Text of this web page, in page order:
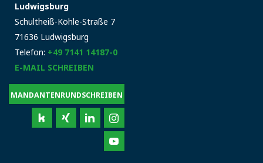
Ludwigsburg
Schultheiß-Köhle-Straße 7
71636 Ludwigsburg
Telefon: +49 7141 14187-0
E-MAIL SCHREIBEN
MANDANTENRUNDSCHREIBEN